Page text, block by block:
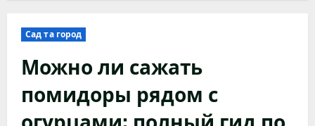
Сад та город
Можно ли сажать
помидоры рядом с